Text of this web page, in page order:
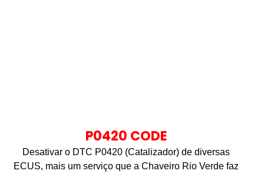
P0420 CODE
Desativar o DTC P0420 (Catalizador) de diversas
ECUS, mais um serviço que a Chaveiro Rio Verde faz